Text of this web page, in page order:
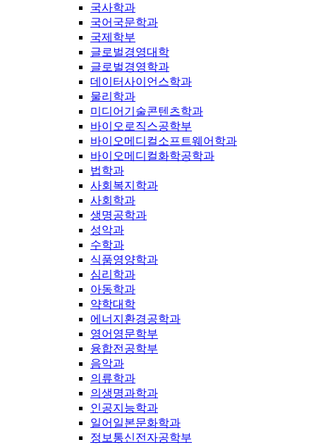
국사학과
국어국문학과
국제학부
글로벌경영대학
글로벌경영학과
데이터사이언스학과
물리학과
미디어기술콘텐츠학과
바이오로직스공학부
바이오메디컬소프트웨어학과
바이오메디컬화학공학과
법학과
사회복지학과
사회학과
생명공학과
성악과
수학과
식품영양학과
심리학과
아동학과
약학대학
에너지환경공학과
영어영문학부
융합전공학부
음악과
의류학과
의생명과학과
인공지능학과
일어일본문화학과
정보통신전자공학부